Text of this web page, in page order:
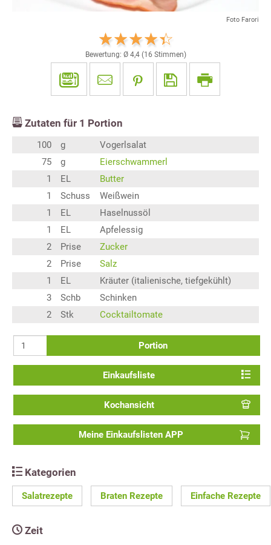
Foto Farori
Bewertung: Ø 4,4(16 Stimmen)
Zutaten für 1 Portion
100 g
Vogerlsalat
75
g
Eierschwammerl
1
EL
Butter
1
Schuss
Weißwein
1
EL
Haselnussöl
1
EL
Apfelessig
2
Prise
Zucker
2
Prise
Salz
1
EL
Kräuter (italienische, tiefgekühlt)
3
Schb
Schinken
2
Stk Cocktailtomate
Portion
Einkaufsliste
Kochansicht
Meine Einkaufslisten APP
Kategorien
Salatrezepte Braten Rezepte Einfache Rezepte
Zeit